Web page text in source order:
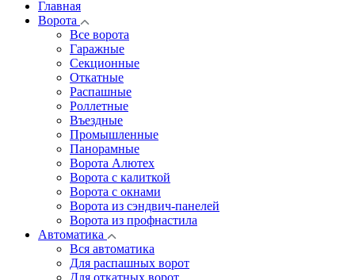
Главная
Ворота
Все ворота
Гаражные
Секционные
Откатные
Распашные
Роллетные
Въездные
Промышленные
Панорамные
Ворота Алютех
Ворота с калиткой
Ворота c окнами
Ворота из сэндвич-панелей
Ворота из профнастила
Автоматика
Вся автоматика
Для распашных ворот
Для откатных ворот